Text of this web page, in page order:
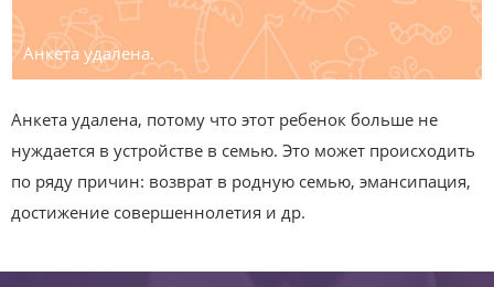
Анкета удалена.
Анкета удалена, потому что этот ребенок больше не
нуждается в устройстве в семью. Это может происходить
по ряду причин: возврат в родную семью, эмансипация,
достижение совершеннолетия и др.